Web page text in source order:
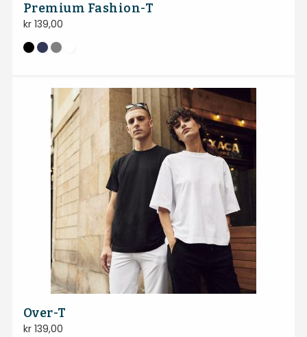
Premium Fashion-T
kr139,00
Over-T
kr139,00